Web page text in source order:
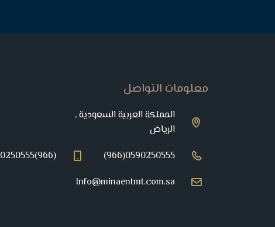
معلومات التواصل
المملكة العربية السعودية ,
الرياض
(966)0590250555
(966)0590250555
Info@minaentmt.com.sa